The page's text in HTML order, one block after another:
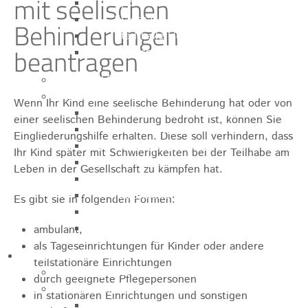
Stadthalle großer Saal
Stadthalle kleiner Saal
Tennishalle
Qualifizierter Mietspiegel
Steuern & Gebühren
Wasserverbrauchsgebühr
Hundesteuer
Vergnügungssteuer
Hebesätze
Kindergartengebühren
Hallenbenutzungsgebühren
Politik
Bürgermeister
Gremien
mit seelischen
Behinderungen
beantragen
Wenn Ihr Kind eine seelische Behinderung hat oder von
einer seelischen Behinderung bedroht ist, können Sie
Eingliederungshilfe erhalten. Diese soll verhindern, dass
Ihr Kind später mit Schwierigkeiten bei der Teilhabe am
Leben in der Gesellschaft zu kämpfen hat.
Es gibt sie in folgenden Formen:
ambulant,
als Tageseinrichtungen für Kinder oder andere
teilstationäre Einrichtungen
durch geeignete Pflegepersonen
in stationären Einrichtungen und sonstigen